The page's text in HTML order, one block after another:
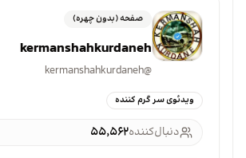
صفحه (بدون چهره)
kermanshahkurdaneh
@
kermanshahkurdaneh
ویدئوی سر گرم کننده
دنبال‌کننده۵۵٬۵۶۲